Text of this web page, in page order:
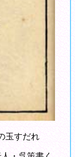
玉すだれ